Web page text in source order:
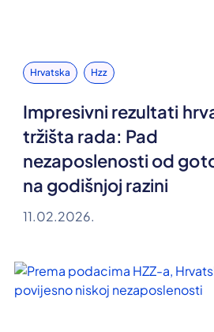
Hrvatska Hzz
Impresivni rezultati
tržišta rada: Pad
nezaposlenosti od
na godišnjoj razini
11.02.2026.